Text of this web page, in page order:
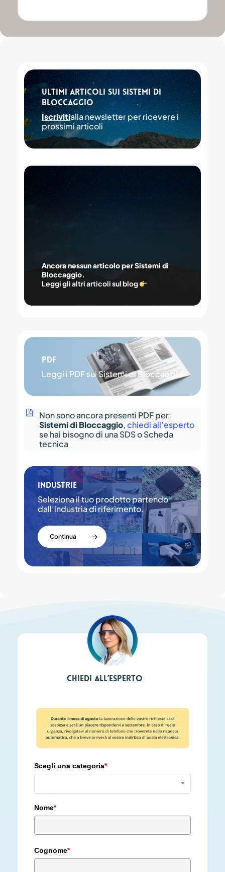
Ultimi articoli sui Sistemi di
Bloccaggio
Iscrivitialla newsletter per ricevere i
prossimi articoli
Ancora
articolo
per
articoliAncora nessun articolo per Sistemi di
Bloccaggio.
Leggi gli altri articoli sul blog
PDF
Leggi i PDF sui Sistemi di Bloccaggio
Non sono ancora presenti PDF per:
Sistemi di Bloccaggio,chiedi all’esperto
se hai bisogno di una SDS o Scheda
tecnica
Industrie
Seleziona il tuo prodotto partendo
dall’industria di riferimento.
Continua
Chiedi all’esperto
Scegli una categoria*
Nome*
Cognome*